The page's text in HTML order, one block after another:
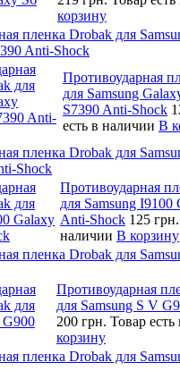
корзину
пленка Drobak для
Anti-Shock
Противоударная
для Samsung
S7390 Anti-Shock
есть в наличии В
пленка Drobak для
Shock
Противоударная
для Samsung I9100
Anti-Shock 125 грн.
наличии В корзину
пленка Drobak для
Противоударная
для Samsung S V
200 грн. Товар
корзину
пленка Drobak для